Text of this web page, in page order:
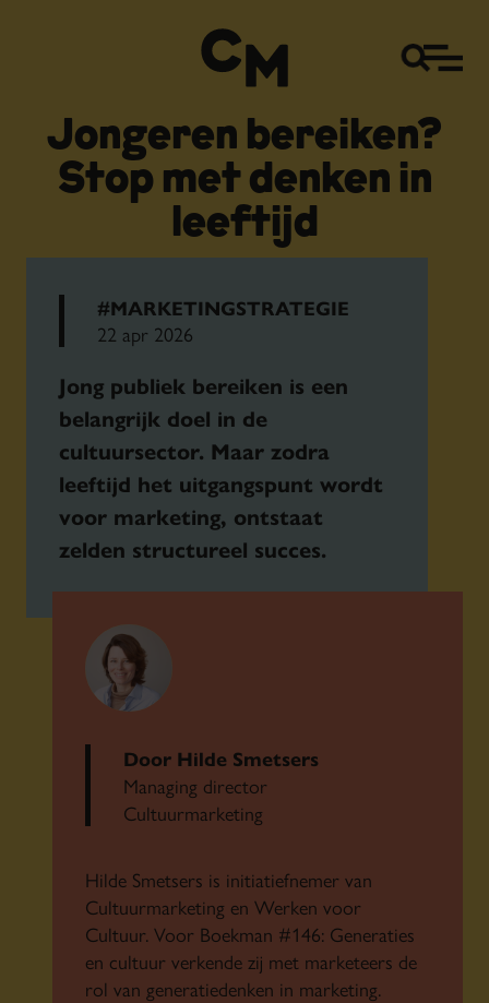
Jongeren bereiken?
Stop met denken in
leeftijd
#MARKETINGSTRATEGIE
22 apr 2026
Jong publiek bereiken is een
belangrijk doel in de
cultuursector. Maar zodra
leeftijd het uitgangspunt wordt
voor marketing, ontstaat
zelden structureel succes.
Door Hilde Smetsers
Managing director
Cultuurmarketing
Hilde Smetsers is initiatiefnemer van
Cultuurmarketing en Werken voor
Cultuur. Voor Boekman #146: Generaties
en cultuur verkende zij met marketeers de
rol van generatiedenken in marketing.